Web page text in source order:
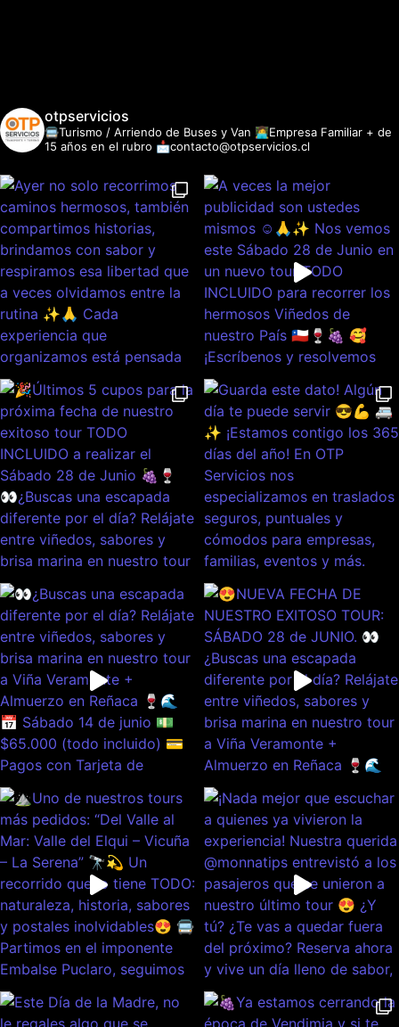
otpservicios
🚍Turismo / Arriendo de Buses y Van 👩‍💻Empresa Familiar + de
15 años en el rubro 📩contacto@otpservicios.cl